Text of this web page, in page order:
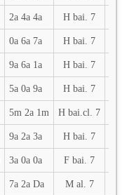
2a 4a 4a H bai. 7
0a 6a 7a H bai. 7
9a 6a 1a H bai. 7
5a 0a 9a H bai. 7
5m 2a 1m H bai.cl. 7
9a 2a 3a H bai. 7
3a 0a 0a F bai. 7
7a 2a Da M al. 7